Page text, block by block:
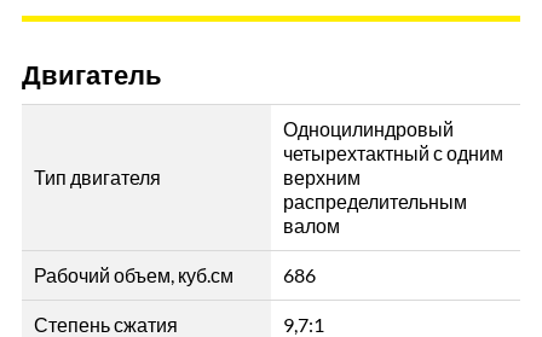
Двигатель
Тип двигателя
Одноцилиндровый
четырехтактный с одним
верхним
распределительным
валом
Рабочий объем, куб.см 686
Степень сжатия 9,7:1